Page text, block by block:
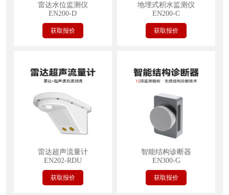
雷达水位监测仪
EN200-D
获取报价
地埋式积水监测仪
EN200-C
获取报价
雷达超声流量计
EN202-RDU
获取报价
智能结构诊断器
EN300-G
获取报价